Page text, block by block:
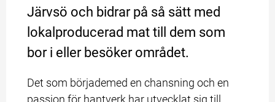
Järvsö och bidrar på så sätt med
lokalproducerad mat till dem som
bor i eller besöker området.
Det som börjademed en chansning och en
passion för hantverk har utvecklat sig till